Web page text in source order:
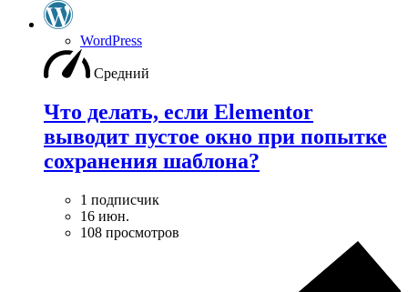
WordPress
Средний
Что делать, если Elementor
выводит пустое окно при попытке
сохранения шаблона?
1 подписчик
16 июн.
108 просмотров